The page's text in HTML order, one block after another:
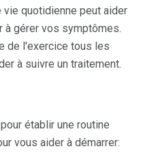
quotidienne peut aider
à gérer vos symptômes.
de l'exercice tous les
à suivre un traitement.
établir une routine
vous aider à démarrer: